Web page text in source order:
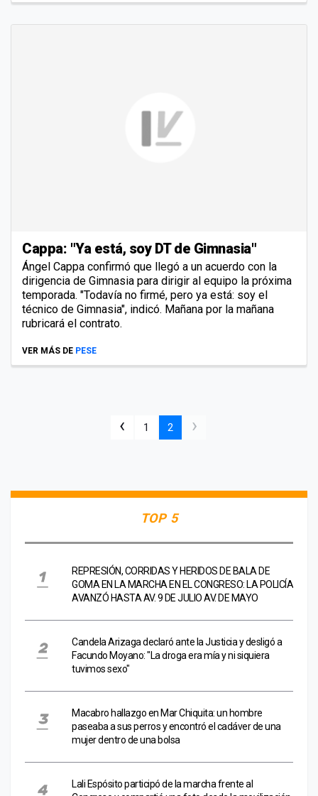
Cappa: "Ya está, soy DT de Gimnasia"
Ángel Cappa confirmó que llegó a un acuerdo con la
dirigencia de Gimnasia para dirigir al equipo la próxima
temporada. "Todavía no firmé, pero ya está: soy el
técnico de Gimnasia", indicó. Mañana por la mañana
rubricará el contrato.
VER MÁS DE PESE
‹ 1 2 ›
TOP 5
REPRESIÓN, CORRIDAS Y HERIDOS DE BALA DE
GOMA EN LA MARCHA EN EL CONGRESO: LA POLICÍA
AVANZÓ HASTA AV. 9 DE JULIO AV. DE MAYO
Candela Arizaga declaró ante la Justicia y desligó a
Facundo Moyano: "La droga era mía y ni siquiera
tuvimos sexo"
Macabro hallazgo en Mar Chiquita: un hombre
paseaba a sus perros y encontró el cadáver de una
mujer dentro de una bolsa
Lali Espósito participó de la marcha frente al